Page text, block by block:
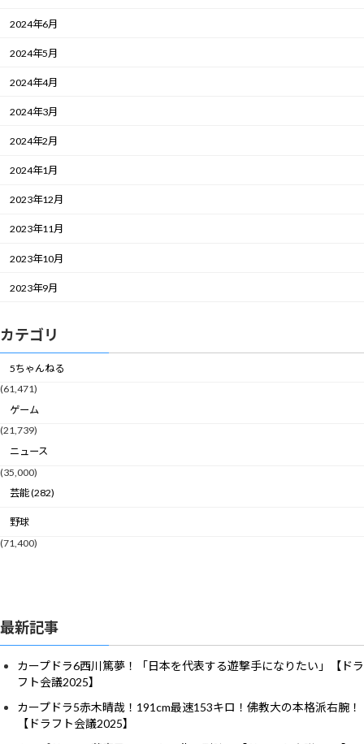
2024年6月
2024年5月
2024年4月
2024年3月
2024年2月
2024年1月
2023年12月
2023年11月
2023年10月
2023年9月
カテゴリ
5ちゃんねる
(61,471)
ゲーム
(21,739)
ニュース
(35,000)
芸能 (282)
野球
(71,400)
最新記事
カープドラ6西川篤夢！「日本を代表する遊撃手になりたい」【ドラ
フト会議2025】
カープドラ5赤木晴哉！191cm最速153キロ！佛教大の本格派右腕！
【ドラフト会議2025】